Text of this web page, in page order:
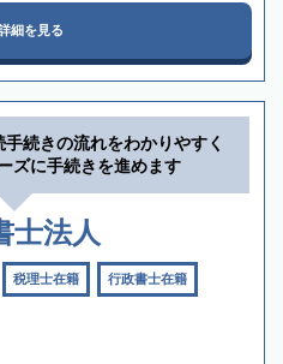
細を見る
手続きの流れをわかりやすく
ズに手続きを進めます
士法人
税理士在籍 行政書士在籍